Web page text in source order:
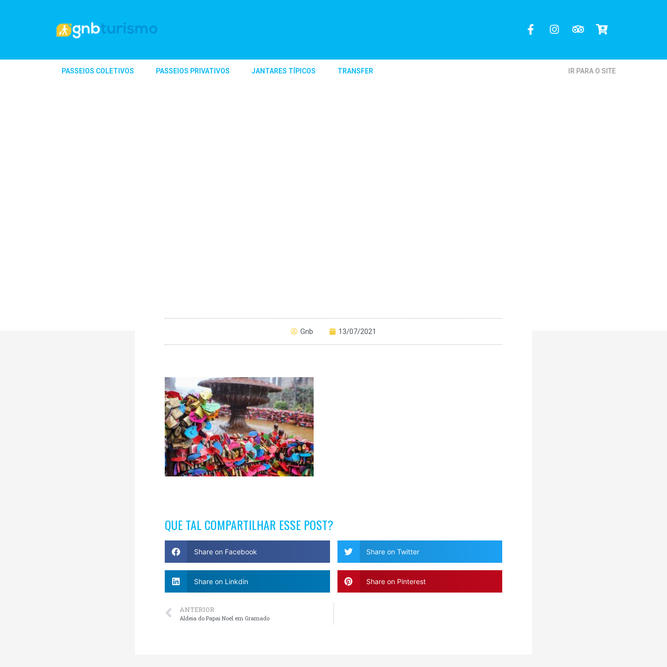
PASSEIOS COLETIVOS PASSEIOS PRIVATIVOS JANTARES TÍPICOS TRANSFER IR PARA O SITE
Gnb 13/07/2021
QUE TAL COMPARTILHAR ESSE POST?
Share on Facebook Share on Twitter
Share on Linkdin Share on Pinterest
ANTERIOR
Aldeia do Papai Noel em Gramado